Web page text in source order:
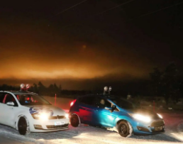
MPFEHLENSWERT